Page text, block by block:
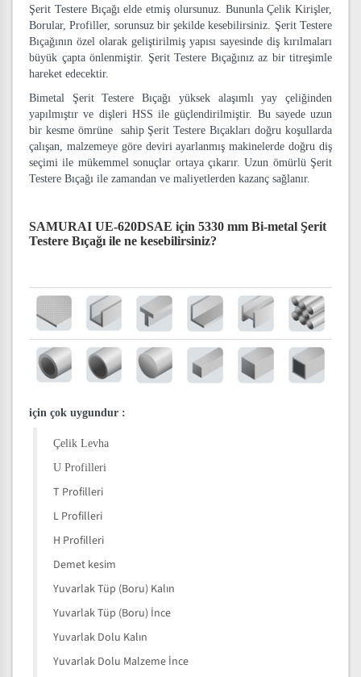
Şerit Testere Bıçağı elde etmiş olursunuz. Bununla Çelik Kirişler,
Borular, Profiller, sorunsuz bir şekilde kesebilirsiniz. Şerit Testere
Bıçağının özel olarak geliştirilmiş yapısı sayesinde diş kırılmaları
büyük çapta önlenmiştir. Şerit Testere Bıçağınız az bir titreşimle
hareket edecektir.
Bimetal Şerit Testere Bıçağı yüksek alaşımlı yay çeliğinden
yapılmıştır ve dişleri HSS ile güçlendirilmiştir. Bu sayede uzun
bir kesme ömrüne sahip Şerit Testere Bıçakları doğru koşullarda
çalışan, malzemeye göre deviri ayarlanmış makinelerde doğru diş
seçimi ile mükemmel sonuçlar ortaya çıkarır. Uzun ömürlü Şerit
Testere Bıçağı ile zamandan ve maliyetlerden kazanç sağlanır.
SAMURAI UE-620DSAE için 5330 mm Bi-metal Şerit
Testere Bıçağı ile ne kesebilirsiniz?
için çok uygundur :
Çelik Levha
U Profilleri
T Profilleri
L Profilleri
H Profilleri
Demet kesim
Yuvarlak Tüp (Boru) Kalın
Yuvarlak Tüp (Boru) İnce
Yuvarlak Dolu Kalın
Yuvarlak Dolu Malzeme İnce